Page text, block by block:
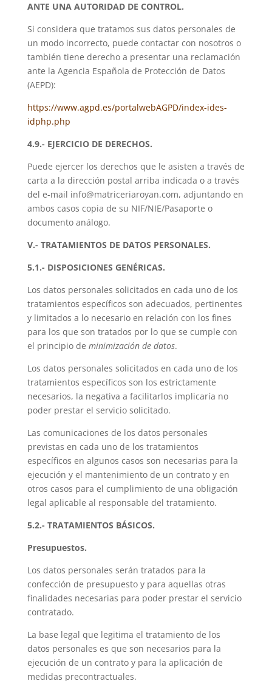
ANTE UNA AUTORIDAD DE CONTROL.
Si considera que tratamos sus datos personales de
un modo incorrecto, puede contactar con nosotros o
también tiene derecho a presentar una reclamación
ante la Agencia Española de Protección de Datos
(AEPD):
https://www.agpd.es/portalwebAGPD/index-ides-
idphp.php
4.9.- EJERCICIO DE DERECHOS.
Puede ejercer los derechos que le asisten a través de
carta a la dirección postal arriba indicada o a través
del e-mail info@matriceriaroyan.com, adjuntando en
ambos casos copia de su NIF/NIE/Pasaporte o
documento análogo.
V.- TRATAMIENTOS DE DATOS PERSONALES.
5.1.- DISPOSICIONES GENÉRICAS.
Los datos personales solicitados en cada uno de los
tratamientos específicos son adecuados, pertinentes
y limitados a lo necesario en relación con los fines
para los que son tratados por lo que se cumple con
el principio de minimización de datos.
Los datos personales solicitados en cada uno de los
tratamientos específicos son los estrictamente
necesarios, la negativa a facilitarlos implicaría no
poder prestar el servicio solicitado.
Las comunicaciones de los datos personales
previstas en cada uno de los tratamientos
específicos en algunos casos son necesarias para la
ejecución y el mantenimiento de un contrato y en
otros casos para el cumplimiento de una obligación
legal aplicable al responsable del tratamiento.
5.2.- TRATAMIENTOS BÁSICOS.
Presupuestos.
Los datos personales serán tratados para la
confección de presupuesto y para aquellas otras
finalidades necesarias para poder prestar el servicio
contratado.
La base legal que legitima el tratamiento de los
datos personales es que son necesarios para la
ejecución de un contrato y para la aplicación de
medidas precontractuales.